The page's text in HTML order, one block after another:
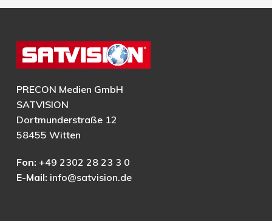
PRECON Medien GmbH
SATVISION
Dortmunderstraße 12
58455 Witten
Fon: +49 2302 28 23 3 0
E-Mail: info@satvision.de